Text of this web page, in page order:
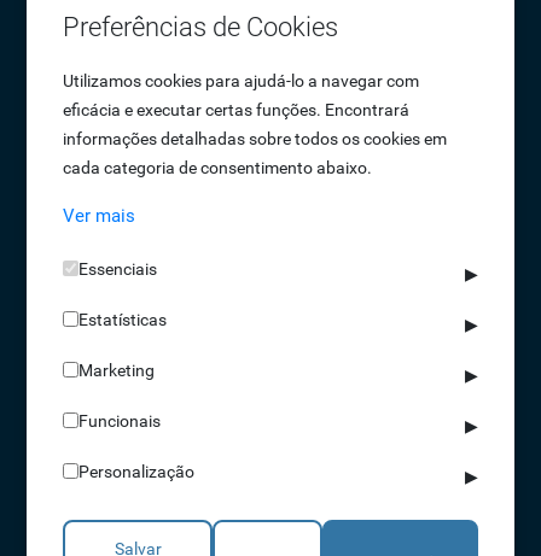
Empresa
Sobre Nós
Oportunidades de Emprego
Termos e Condições
Política de Privacidade
Livro de reclamações
Soluções
Acessos
Torniquetes
Preferências de Cookies
Utilizamos cookies para ajudá-lo a navegar com
eficácia e executar certas funções. Encontrará
informações detalhadas sobre todos os cookies em
cada categoria de consentimento abaixo.
Ver mais
Essenciais ▶
Estatísticas ▶
Marketing ▶
Funcionais ▶
Personalização ▶
Salvar